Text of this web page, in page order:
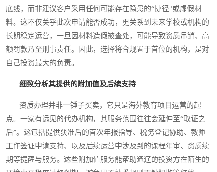
底线，而非建议客户采用任何可能存在隐患的“捷径”或虚假材
料。这不仅关乎此次申请能否成功，更关系到未来学校或机构的
长期稳定运营，一旦因材料造假被查处，可能导致资质吊销、高
额罚款乃至刑事责任。因此，选择将合规置于首位的机构，是对
自己投资最大的负责。
细致分析其提供的附加值及后续支持
资质办理并非一锤子买卖，它只是海外教育项目运营的起
点。一家有远见的代办机构，其服务范围往往会延伸至“取证之
后”。这包括提供获准后的首次年报指导、税务登记协助、教师
工作签证申请支持、以及后续运营中涉及到的课程年审、资质续
期等提醒与服务。这些附加值服务能帮助通辽的投资方在陌生的